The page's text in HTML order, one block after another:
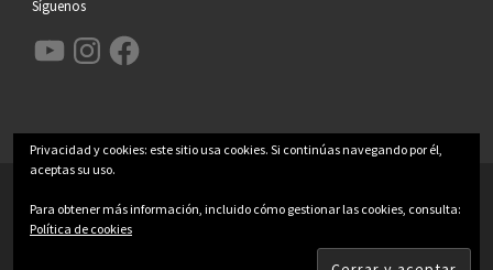
Síguenos
YouTube InstagramFacebook
Funciona con
Privacidad y cookies: este sitio usa cookies. Si continúas navegando por él,
aceptas su uso.
Para obtener más información, incluido cómo gestionar las cookies, consulta:
Política de cookies